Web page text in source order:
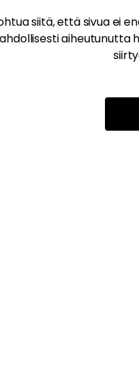
siitä, että sivua ei
aiheutunutta